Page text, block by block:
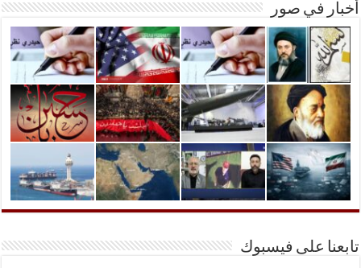
أخبار في صور
تابعنا على فيسبوك